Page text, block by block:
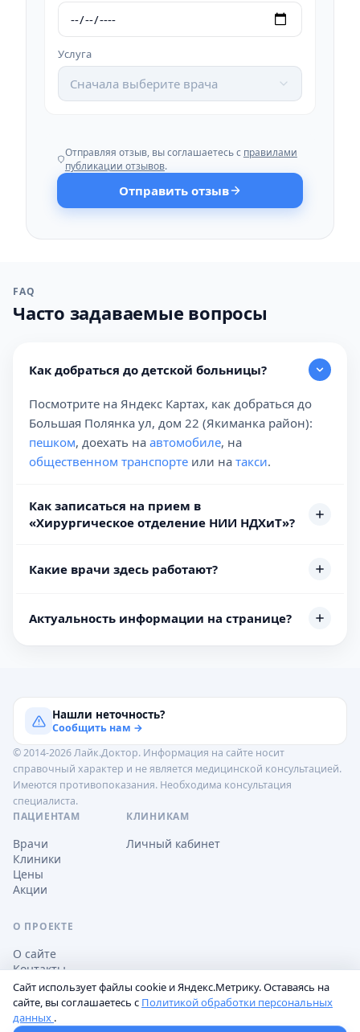
Услуга
Сначала выберите врача
Отправляя отзыв, вы соглашаетесь с правилами
публикации отзывов.
Отправить отзыв
FAQ
Часто задаваемые вопросы
Как добраться до детской больницы?
Посмотрите на Яндекс Картах, как добраться до
Большая Полянка ул, дом 22 (Якиманка район):
пешком, доехать на автомобиле, на
общественном транспорте или на такси.
Как записаться на прием в
«Хирургическое отделение НИИ НДХиТ»?
Какие врачи здесь работают?
Актуальность информации на странице?
Нашли неточность?
Сообщить нам →
© 2014-2026 Лайк.Доктор. Информация на сайте носит
справочный характер и не является медицинской консультацией.
Имеются противопоказания. Необходима консультация
специалиста.
ПАЦИЕНТАМ
Врачи
Клиники
Цены
Акции
КЛИНИКАМ
Личный кабинет
О ПРОЕКТЕ
О сайте
Контакты
Обработка персональных данных
Сайт использует файлы cookie и Яндекс.Метрику. Оставаясь на
сайте, вы соглашаетесь с Политикой обработки персональных
данных .